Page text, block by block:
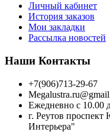
Личный кабинет
История заказов
Мои закладки
Рассылка новостей
Наши Контакты
+7(906)713-29-67
Ежедневно с 10.00
г. Реутов
Интерьера"